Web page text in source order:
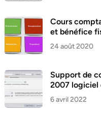
Cours
et bénéfice
24 août 2020
Support de
2007 logiciel
6 avril 2022